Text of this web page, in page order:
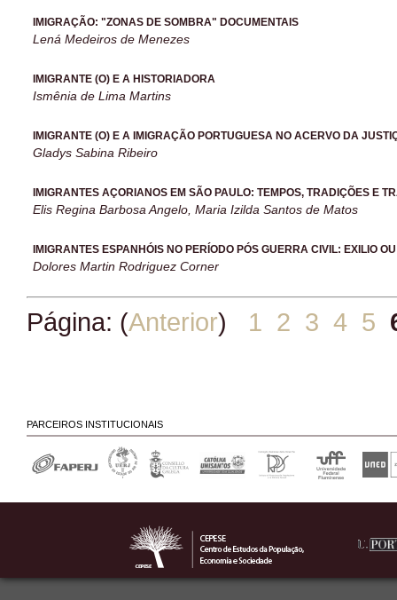
IMIGRAÇÃO: "ZONAS DE SOMBRA" DOCUMENTAIS
Lená Medeiros de Menezes
IMIGRANTE (O) E A HISTORIADORA
Ismênia de Lima Martins
IMIGRANTE (O) E A IMIGRAÇÃO PORTUGUESA NO ACERVO DA
Gladys Sabina Ribeiro
IMIGRANTES AÇORIANOS EM SÃO PAULO: TEMPOS, TRADIÇÕES E
Elis Regina Barbosa Angelo, Maria Izilda Santos de Matos
IMIGRANTES ESPANHÓIS NO PERÍODO PÓS GUERRA CIVIL: EXILIO
Dolores Martin Rodriguez Corner
Página: (Anterior) 1 2 3 4 5
PARCEIROS INSTITUCIONAIS